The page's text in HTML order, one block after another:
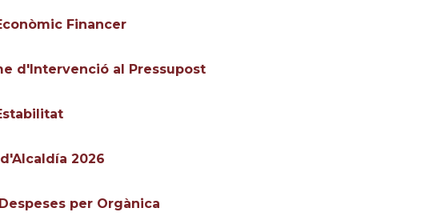
Financer
d'Intervenció al Pressupost
2026
per Orgànica